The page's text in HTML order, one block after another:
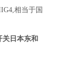
相当于国
关日本东和